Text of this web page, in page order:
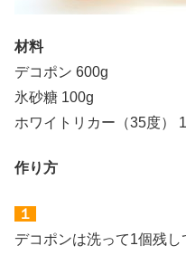
材料
デコポン 600g
氷砂糖 100g
ホワイトリカー（35度）
作り方
１
デコポンは洗って1個残